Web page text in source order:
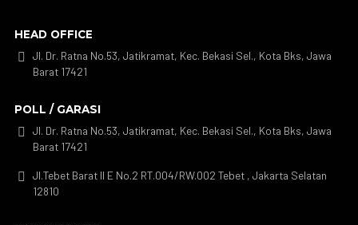
HEAD OFFICE

Jl. Dr. Ratna No.53, Jatikramat, Kec. Bekasi Sel., Kota Bks, Jawa
Barat 17421
POLL / GARASI

Jl. Dr. Ratna No.53, Jatikramat, Kec. Bekasi Sel., Kota Bks, Jawa
Barat 17421

Jl.Tebet Barat II E No.2 RT.004/RW.002 Tebet , Jakarta Selatan
12810